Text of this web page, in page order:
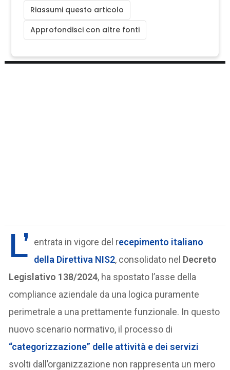
Riassumi questo articolo
Approfondisci con altre fonti
L’ entrata in vigore del recepimento italiano
della Direttiva NIS2, consolidato nel Decreto
Legislativo 138/2024, ha spostato l’asse della
compliance aziendale da una logica puramente
perimetrale a una prettamente funzionale. In questo
nuovo scenario normativo, il processo di
“categorizzazione” delle attività e dei servizi
svolti dall’organizzazione non rappresenta un mero